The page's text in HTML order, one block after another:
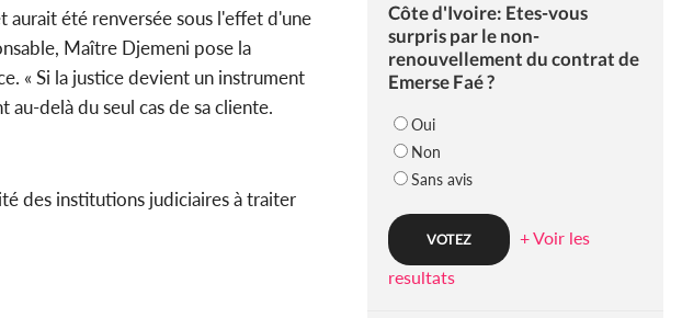
aurait été renversée sous l'effet d'une
Maître Djemeni pose la
« Si la justice devient un instrument
delà du seul cas de sa cliente.
des institutions judiciaires à traiter
Côte d'Ivoire: Etes-vous
surpris par le non-
renouvellement du contrat de
Emerse Faé ?
Oui
Non
Sans avis
+ Voir les
resultats